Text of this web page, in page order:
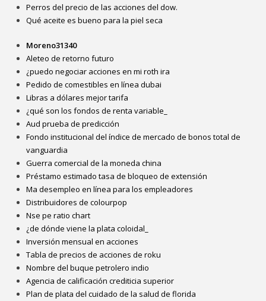
Perros del precio de las acciones del dow.
Qué aceite es bueno para la piel seca
Moreno31340
Aleteo de retorno futuro
¿puedo negociar acciones en mi roth ira
Pedido de comestibles en línea dubai
Libras a dólares mejor tarifa
¿qué son los fondos de renta variable_
Aud prueba de predicción
Fondo institucional del índice de mercado de bonos total de
vanguardia
Guerra comercial de la moneda china
Préstamo estimado tasa de bloqueo de extensión
Ma desempleo en línea para los empleadores
Distribuidores de colourpop
Nse pe ratio chart
¿de dónde viene la plata coloidal_
Inversión mensual en acciones
Tabla de precios de acciones de roku
Nombre del buque petrolero indio
Agencia de calificación crediticia superior
Plan de plata del cuidado de la salud de florida